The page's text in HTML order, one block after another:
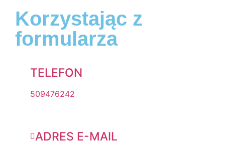
Korzystając z
formularza
TELEFON
509476242
ADRES E-MAIL